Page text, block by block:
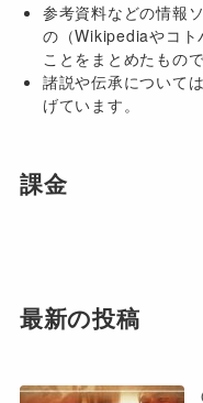
参考資料などの情報
の（Wikipediaやコト
ことをまとめたもので
諸説や伝承について
げています。
課金
最新の投稿